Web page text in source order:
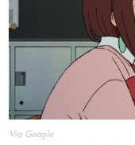
Via Google